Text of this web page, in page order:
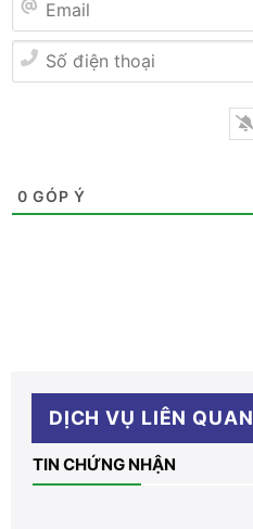
Email
0 GÓP Ý
DỊCH VỤ LIÊN QUAN
TIN CHỨNG NHẬN